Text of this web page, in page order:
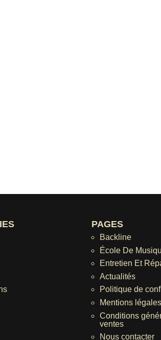
PAGES
Backline
École De
Entretien Et
Actualités
Politique de
Mentions légales
Conditions
ventes
Nous contacter